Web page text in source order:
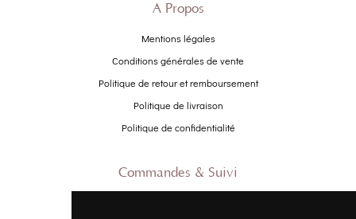
À Propos
Mentions légales
Conditions générales de vente
Politique de retour et remboursement
Politique de livraison
Politique de confidentialité
Commandes & Suivi